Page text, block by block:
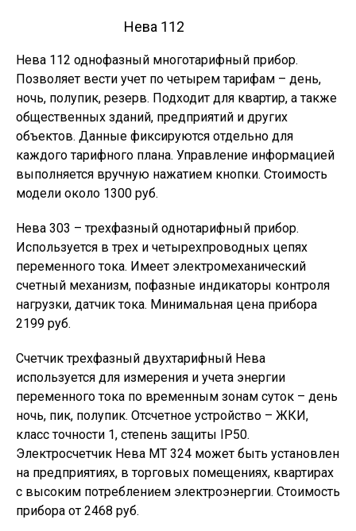
Нева 112
Нева 112 однофазный многотарифный прибор.
Позволяет вести учет по четырем тарифам – день,
ночь, полупик, резерв. Подходит для квартир, а также
общественных зданий, предприятий и других
объектов. Данные фиксируются отдельно для
каждого тарифного плана. Управление информацией
выполняется вручную нажатием кнопки. Стоимость
модели около 1300 руб.
Нева 303 – трехфазный однотарифный прибор.
Используется в трех и четырехпроводных цепях
переменного тока. Имеет электромеханический
счетный механизм, пофазные индикаторы контроля
нагрузки, датчик тока. Минимальная цена прибора
2199 руб.
Счетчик трехфазный двухтарифный Нева
используется для измерения и учета энергии
переменного тока по временным зонам суток – день
ночь, пик, полупик. Отсчетное устройство – ЖКИ,
класс точности 1, степень защиты IP50.
Электросчетчик Нева МТ 324 может быть установлен
на предприятиях, в торговых помещениях, квартирах
с высоким потреблением электроэнергии. Стоимость
прибора от 2468 руб.